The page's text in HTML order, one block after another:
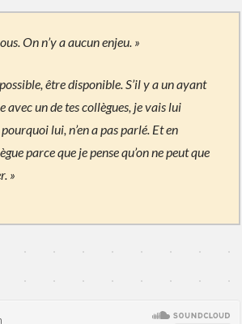
On n’y a aucun enjeu. »
être disponible. S’il y a un ayant
un de tes collègues, je vais lui
lui, n’en a pas parlé. Et en
parce que je pense qu’on ne peut que
»